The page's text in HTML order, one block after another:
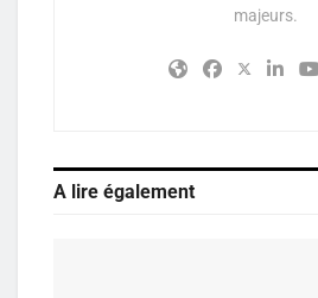
majeurs.
A lire également